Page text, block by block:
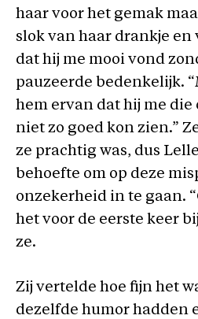
haar voor het gemak
slok van haar drankje en
dat hij me mooi vond
pauzeerde bedenkelijk.
hem ervan dat hij me
niet zo goed kon zien.”
ze prachtig was, dus
behoefte om op deze
onzekerheid in te gaan.
het voor de eerste keer
ze.
Zij vertelde hoe fijn het
dezelfde humor hadden